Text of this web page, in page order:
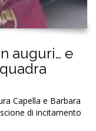
auguri… e
Capella e Barbara
di incitamento